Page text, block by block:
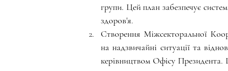
групи. Цей план забезпечує
здоров'я.
Створення Міжсекторальної
на надзвичайні ситуації та
керівництвом Офісу Президента.